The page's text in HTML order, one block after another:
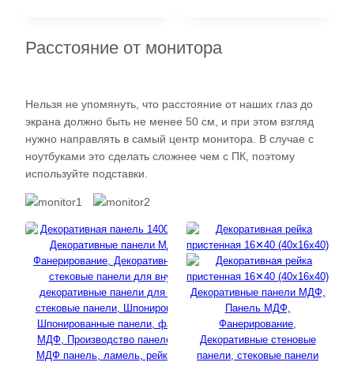
Расстояние от монитора
Нельзя не упомянуть, что расстояние от наших глаз до
экрана должно быть не менее 50 см, и при этом взгляд
нужно направлять в самый центр монитора. В случае с
ноутбуками это сделать сложнее чем с ПК, поэтому
используйте подставки.